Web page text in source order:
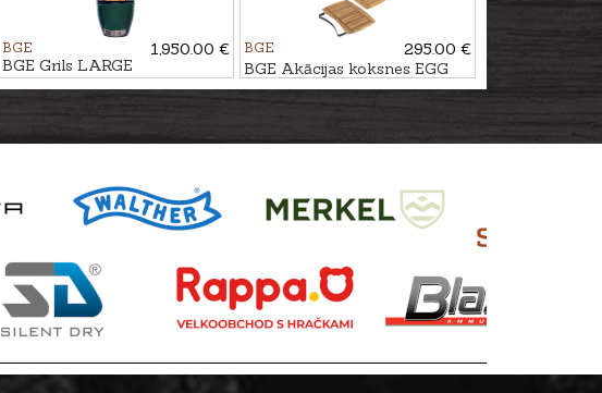
BGE
1,950.00 €
BGE Grils LARGE
BGE
295.00 €
BGE Akācijas koksnes EGG
Mates sānu galdiņi priekš